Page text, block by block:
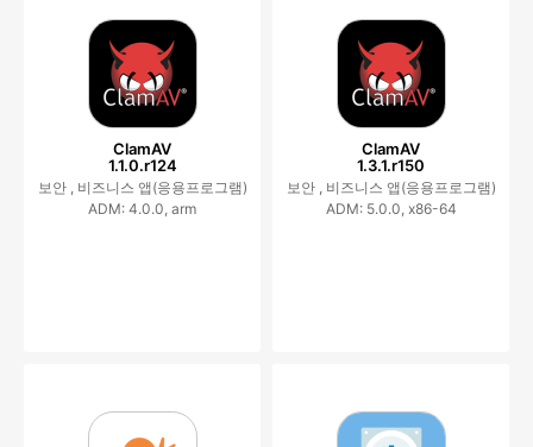
ClamAV
1.1.0.r124
보안 , 비즈니스 앱(응용프로그램)
ADM: 4.0.0, arm
ClamAV
1.3.1.r150
보안 , 비즈니스 앱(응용프로그램)
ADM: 5.0.0, x86-64